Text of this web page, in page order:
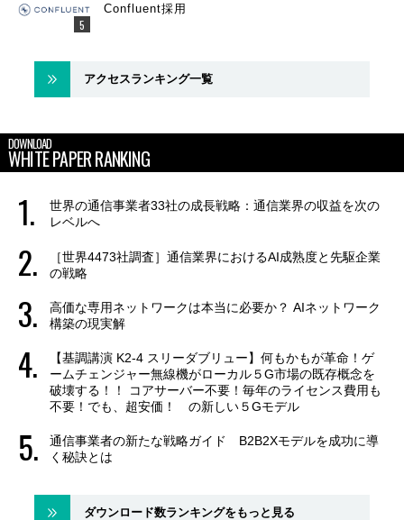
Confluent採用
アクセスランキング一覧
DOWNLOAD
WHITE PAPER RANKING
世界の通信事業者33社の成長戦略：通信業界の収益を次の
レベルへ
［世界4473社調査］通信業界におけるAI成熟度と先駆企業
の戦略
高価な専用ネットワークは本当に必要か？ AIネットワーク
構築の現実解
【基調講演 K2-4 スリーダブリュー】何もかもが革命！ゲ
ームチェンジャー無線機がローカル５G市場の既存概念を
破壊する！！ コアサーバー不要！毎年のライセンス費用も
不要！でも、超安価！ の新しい５Gモデル
通信事業者の新たな戦略ガイド B2B2Xモデルを成功に導
く秘訣とは
ダウンロード数ランキングをもっと見る